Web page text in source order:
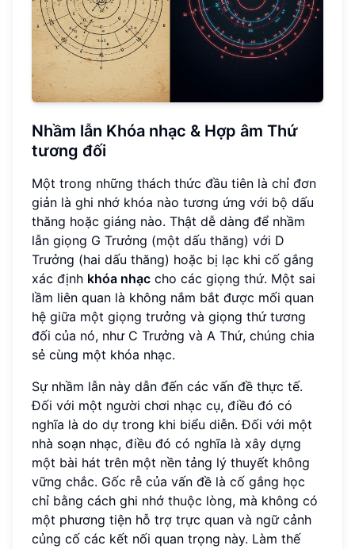
Nhầm lẫn Khóa nhạc & Hợp âm Thứ
tương đối
Một trong những thách thức đầu tiên là chỉ đơn
giản là ghi nhớ khóa nào tương ứng với bộ dấu
thăng hoặc giáng nào. Thật dễ dàng để nhầm
lẫn giọng G Trưởng (một dấu thăng) với D
Trưởng (hai dấu thăng) hoặc bị lạc khi cố gắng
xác định khóa nhạc cho các giọng thứ. Một sai
lầm liên quan là không nắm bắt được mối quan
hệ giữa một giọng trưởng và giọng thứ tương
đối của nó, như C Trưởng và A Thứ, chúng chia
sẻ cùng một khóa nhạc.
Sự nhầm lẫn này dẫn đến các vấn đề thực tế.
Đối với một người chơi nhạc cụ, điều đó có
nghĩa là do dự trong khi biểu diễn. Đối với một
nhà soạn nhạc, điều đó có nghĩa là xây dựng
một bài hát trên một nền tảng lý thuyết không
vững chắc. Gốc rễ của vấn đề là cố gắng học
chỉ bằng cách ghi nhớ thuộc lòng, mà không có
một phương tiện hỗ trợ trực quan và ngữ cảnh
củng cố các kết nối quan trọng này. Làm thế